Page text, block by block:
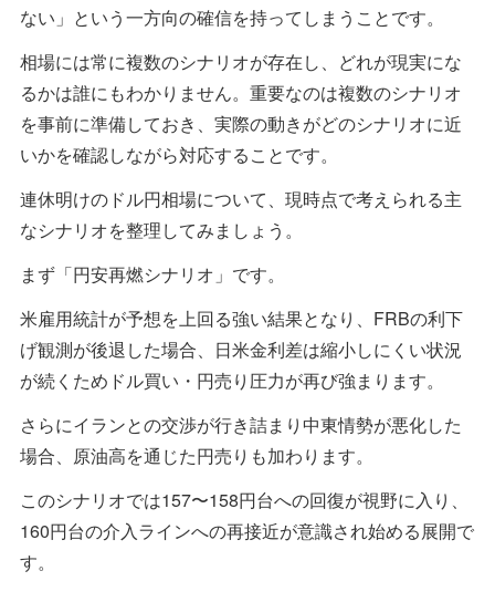
ない」という一方向の確信を持ってしまうことです。
相場には常に複数のシナリオが存在し、どれが現実にな
るかは誰にもわかりません。重要なのは複数のシナリオ
を事前に準備しておき、実際の動きがどのシナリオに近
いかを確認しながら対応することです。
連休明けのドル円相場について、現時点で考えられる主
なシナリオを整理してみましょう。
まず「円安再燃シナリオ」です。
米雇用統計が予想を上回る強い結果となり、FRBの利下
げ観測が後退した場合、日米金利差は縮小しにくい状況
が続くためドル買い・円売り圧力が再び強まります。
さらにイランとの交渉が行き詰まり中東情勢が悪化した
場合、原油高を通じた円売りも加わります。
このシナリオでは157〜158円台への回復が視野に入り、
160円台の介入ラインへの再接近が意識され始める展開で
す。